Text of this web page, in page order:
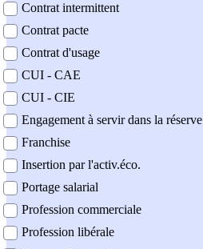
Contrat intermittent
Contrat pacte
Contrat d'usage
CUI - CAE
CUI - CIE
Engagement à servir dans la réserve
Franchise
Insertion par l'activ.éco.
Portage salarial
Profession commerciale
Profession libérale